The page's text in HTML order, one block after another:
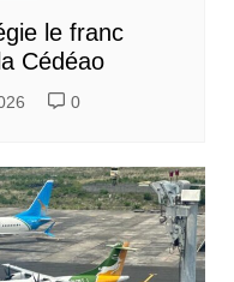
le franc
Cédéao
0